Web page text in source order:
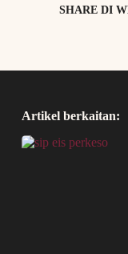
SHARE DI
Artikel berkaitan: